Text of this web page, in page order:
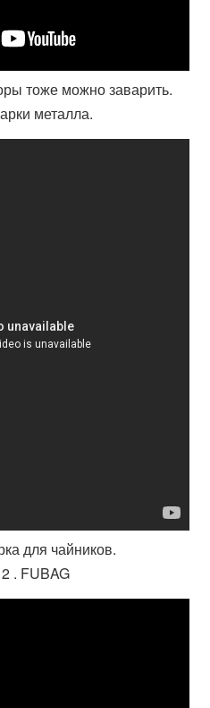
тоже можно заварить.
металла.
для чайников.
. FUBAG